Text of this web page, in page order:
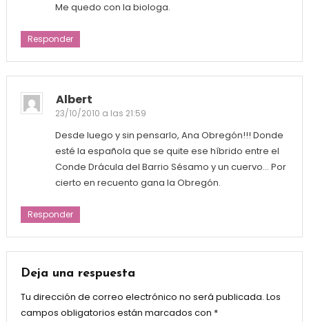
Me quedo con la biologa.
Responder
Albert
23/10/2010 a las 21:59
Desde luego y sin pensarlo, Ana Obregón!!! Donde
esté la española que se quite ese híbrido entre el
Conde Drácula del Barrio Sésamo y un cuervo… Por
cierto en recuento gana la Obregón.
Responder
Deja una respuesta
Tu dirección de correo electrónico no será publicada. Los
campos obligatorios están marcados con *